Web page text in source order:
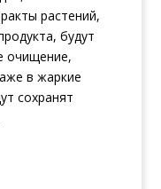
растений,
будут
очищение,
в жаркие
сохранят